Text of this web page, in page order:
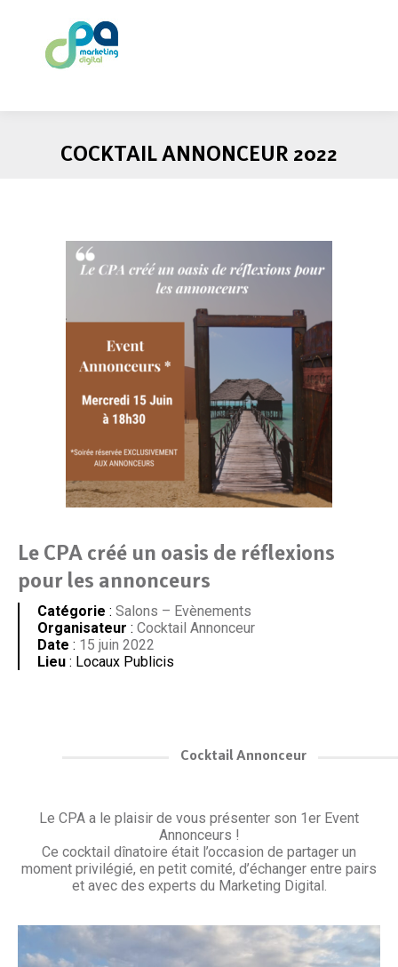
COCKTAIL ANNONCEUR 2022
Le CPA créé un oasis de réflexions
pour les annonceurs
Catégorie : Salons – Evènements
Organisateur : Cocktail Annonceur
Date : 15 juin 2022
Lieu : Locaux Publicis
Cocktail Annonceur
Le CPA a le plaisir de vous présenter son 1er Event
Annonceurs !
Ce cocktail dînatoire était l’occasion de partager un
moment privilégié, en petit comité, d’échanger entre pairs
et avec des experts du Marketing Digital.